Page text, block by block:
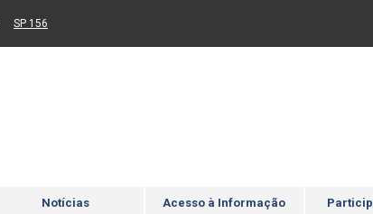
Ir para rodapé
(Link para um novo sítio)
SP 156
Notícias Acesso à Informação